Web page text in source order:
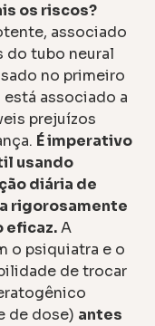
os riscos?
associado
do tubo neural
no primeiro
associado a
prejuízos
É imperativo
usando
diária de
rigorosamente
eficaz.A
o psiquiatra e o
de trocar
de dose) antes